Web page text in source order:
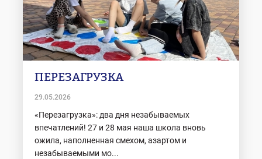
ПЕРЕЗАГРУЗКА
29.05.2026
«Перезагрузка»: два дня незабываемых
впечатлений! 27 и 28 мая наша школа вновь
ожила, наполненная смехом, азартом и
незабываемыми мо...